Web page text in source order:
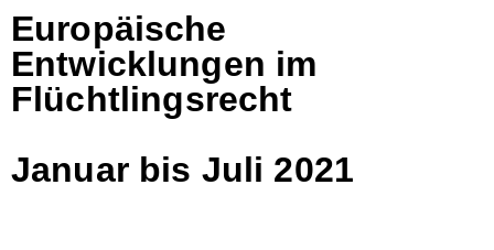
Europäische
Entwicklungen im
Flüchtlingsrecht
Januar bis Juli 2021